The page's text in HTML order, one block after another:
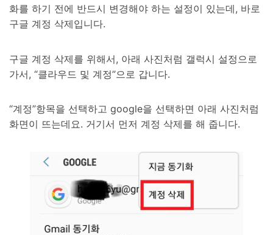
화를 하기 전에 반드시 변경해야 하는 설정이 있는데, 바로
구글 계정 삭제입니다.
구글 계정 삭제를 위해서, 아래 사진처럼 갤럭시 설정으로
가서, “클라우드 및 계정”으로 갑니다.
“계정”항목을 선택하고 google을 선택하면 아래 사진처럼
화면이 뜨는데요. 거기서 먼저 계정 삭제를 해 줍니다.